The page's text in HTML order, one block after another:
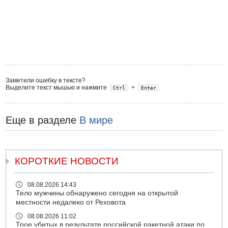
Заметили ошибку в тексте?
Выделите текст мышью и нажмите
Ctrl + Enter
Еще в разделе В мире
КОРОТКИЕ НОВОСТИ
08.08.2026 14:43
Тело мужчины обнаружено сегодня на открытой
местности недалеко от Реховота
08.08.2026 11:02
Трое убитых в результате российской ракетной атаки по